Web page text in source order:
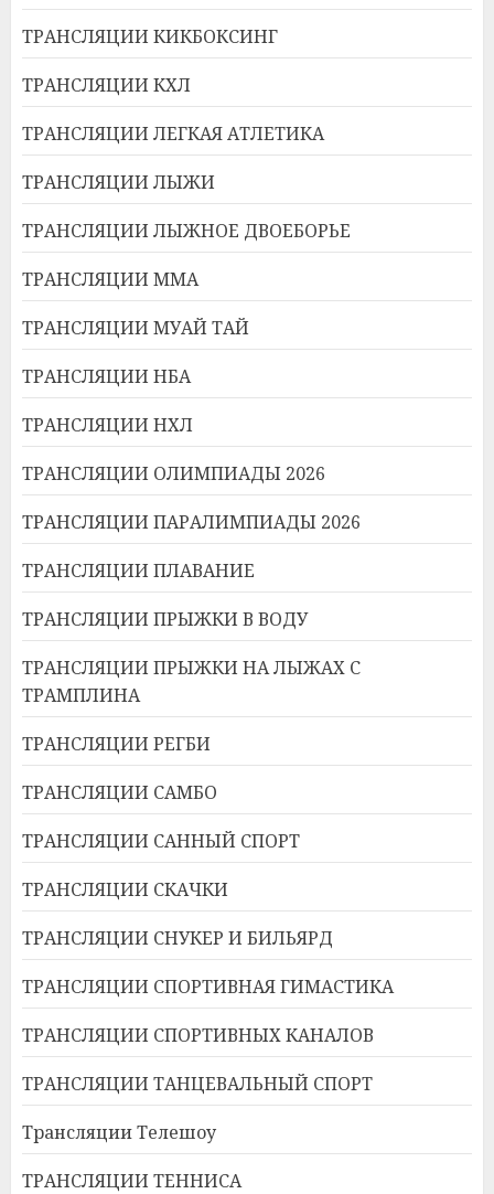
ТРАНСЛЯЦИИ КИКБОКСИНГ
ТРАНСЛЯЦИИ КХЛ
ТРАНСЛЯЦИИ ЛЕГКАЯ АТЛЕТИКА
ТРАНСЛЯЦИИ ЛЫЖИ
ТРАНСЛЯЦИИ ЛЫЖНОЕ ДВОЕБОРЬЕ
ТРАНСЛЯЦИИ ММА
ТРАНСЛЯЦИИ МУАЙ ТАЙ
ТРАНСЛЯЦИИ НБА
ТРАНСЛЯЦИИ НХЛ
ТРАНСЛЯЦИИ ОЛИМПИАДЫ 2026
ТРАНСЛЯЦИИ ПАРАЛИМПИАДЫ 2026
ТРАНСЛЯЦИИ ПЛАВАНИЕ
ТРАНСЛЯЦИИ ПРЫЖКИ В ВОДУ
ТРАНСЛЯЦИИ ПРЫЖКИ НА ЛЫЖАХ С
ТРАМПЛИНА
ТРАНСЛЯЦИИ РЕГБИ
ТРАНСЛЯЦИИ САМБО
ТРАНСЛЯЦИИ САННЫЙ СПОРТ
ТРАНСЛЯЦИИ СКАЧКИ
ТРАНСЛЯЦИИ СНУКЕР И БИЛЬЯРД
ТРАНСЛЯЦИИ СПОРТИВНАЯ ГИМАСТИКА
ТРАНСЛЯЦИИ СПОРТИВНЫХ КАНАЛОВ
ТРАНСЛЯЦИИ ТАНЦЕВАЛЬНЫЙ СПОРТ
Трансляции Телешоу
ТРАНСЛЯЦИИ ТЕННИСА